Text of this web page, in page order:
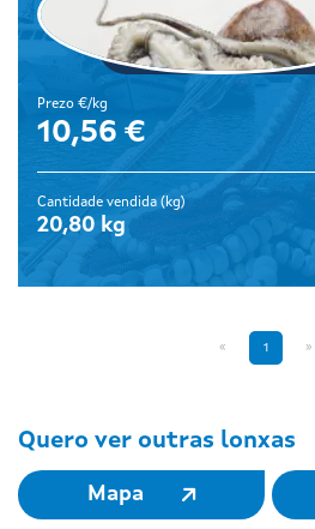
Polbo
Prezo €/kg
10,56 €
Cantidade vendida (kg)
20,80 kg
« 1 »
Quero ver outras lonxas
Mapa